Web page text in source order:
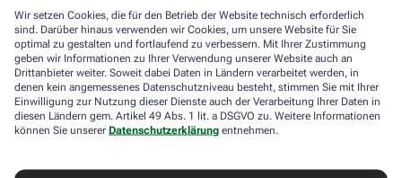
Wir setzen Cookies, die für den Betrieb der Website technisch erforderlich
sind. Darüber hinaus verwenden wir Cookies, um unsere Website für Sie
optimal zu gestalten und fortlaufend zu verbessern. Mit Ihrer Zustimmung
geben wir Informationen zu Ihrer Verwendung unserer Website auch an
Drittanbieter weiter. Soweit dabei Daten in Ländern verarbeitet werden, in
denen kein angemessenes Datenschutzniveau besteht, stimmen Sie mit Ihrer
Einwilligung zur Nutzung dieser Dienste auch der Verarbeitung Ihrer Daten in
diesen Ländern gem. Artikel 49 Abs. 1 lit. a DSGVO zu. Weitere Informationen
können Sie unserer Datenschutzerklärung entnehmen.
Lieferarten
Abholung in der Apotheke
Botendienstlieferung
apotheke.com Informationen